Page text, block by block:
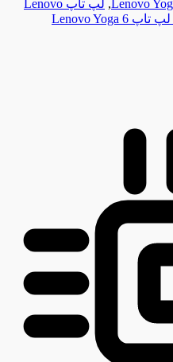
,
لپ تاپ Lenovo
مشخصات لپ تاپ Lenovo Yoga 6